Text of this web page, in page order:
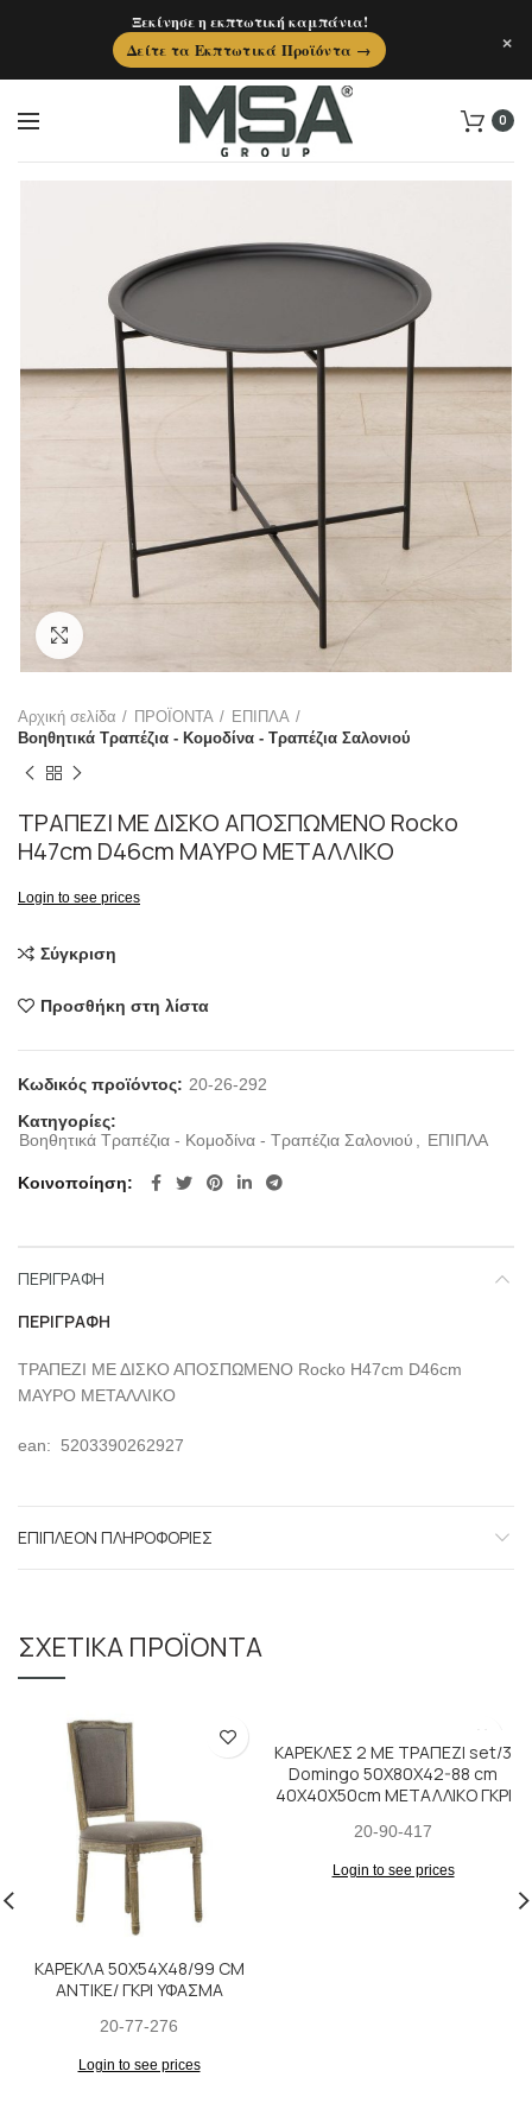
0
Αρχική σελίδα ΠΡΟΪΟΝΤΑ
ΕΠΙΠΛΑ
Βοηθητικά Τραπέζια - Κομοδίνα - Τραπέζια Σαλονιού
ΤΡΑΠΕΖΙ ΜΕ ΔΙΣΚΟ ΑΠΟΣΠΩΜΕΝΟ Rocko
H47cm D46cm ΜΑΥΡΟ ΜΕΤΑΛΛΙΚΟ
Login to see prices
Σύγκριση
Προσθήκη στη λίστα
Κωδικός προϊόντος: 20-26-292
Κατηγορίες:
Βοηθητικά Τραπέζια - Κομοδίνα - Τραπέζια Σαλονιού
ΕΠΙΠΛΑ
Κοινοποίηση
ΠΕΡΙΓΡΑΦΉ
ΠΕΡΙΓΡΑΦΉ
ΤΡΑΠΕΖΙ ΜΕ ΔΙΣΚΟ ΑΠΟΣΠΩΜΕΝΟ Rocko H47cm D46cm
ΜΑΥΡΟ ΜΕΤΑΛΛΙΚΟ
ean: 5203390262927
ΕΠΙΠΛΈΟΝ ΠΛΗΡΟΦΟΡΊΕΣ
ΣΧΕΤΙΚΆ ΠΡΟΪΌΝΤΑ
ΚΑΡΕΚΛΑ 50Χ54Χ48/99 CM
ΑΝΤΙΚΕ/ ΓΚΡΙ ΥΦΑΣΜΑ
20-77-276
Login to see prices
ΚΑΡΕΚΛΕΣ 2 ΜΕ ΤΡΑΠΕΖΙ set/3
Domingo 50X80X42-88 cm
40X40X50cm ΜΕΤΑΛΛΙΚΟ ΓΚΡΙ
20-90-417
Login to see prices
Ξεκίνησε η εκπτωτική καμπάνια!
Δείτε τα Εκπτωτικά Προϊόντα →
×